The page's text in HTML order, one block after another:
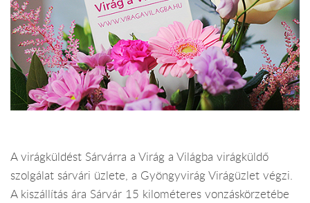
A virágküldést Sárvárra a Virág a Világba virágküldő
szolgálat sárvári üzlete, a Gyöngyvirág Virágüzlet végzi.
A kiszállítás ára Sárvár 15 kilométeres vonzáskörzetébe